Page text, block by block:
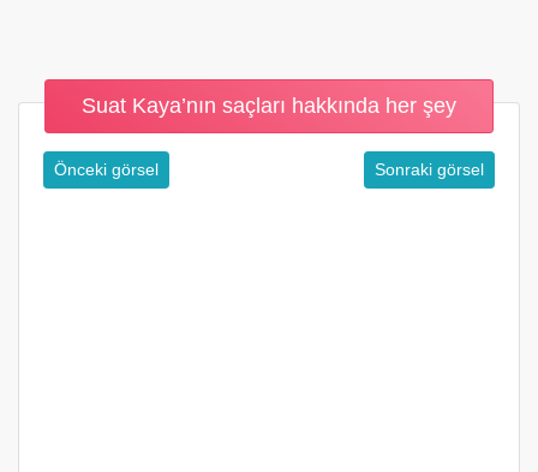
Suat Kaya’nın saçları hakkında her şey
Önceki görsel Sonraki görsel